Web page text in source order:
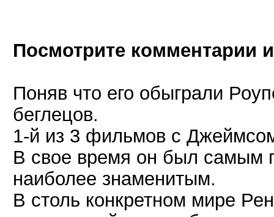
Посмотрите комментарии
Поняв что его обыграли
беглецов.
1-й из 3 фильмов с
В свое время он был самым
наиболее знаменитым.
В столь конкретном мире